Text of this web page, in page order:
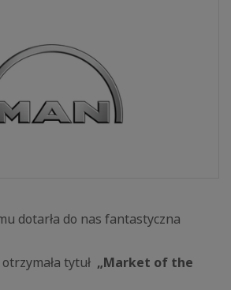
dotarła do nas fantastyczna
tytuł „Market of the